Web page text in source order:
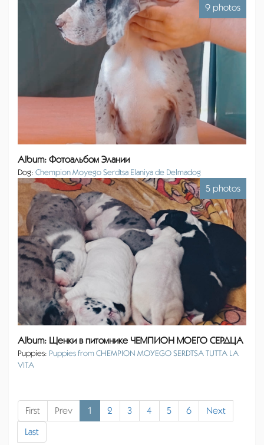
9 photos
Album: Фотоальбом Элании
Dog: Chempion Moyego Serdtsa Elaniya de Delmadog
5 photos
Album: Щенки в питомнике ЧЕМПИОН МОЕГО СЕРДЦА
Puppies: Puppies from CHEMPION MOYEGO SERDTSA TUTTA LA
VITA
First Prev 1 2 3 4 5 6 Next
Last